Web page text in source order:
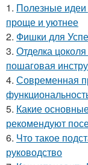
1. Полезные идеи
проще и уютнее
2. Фишки для
3. Отделка
пошаговая
4. Современная
5. Какие
рекомендуют
6. Что такое
руководство